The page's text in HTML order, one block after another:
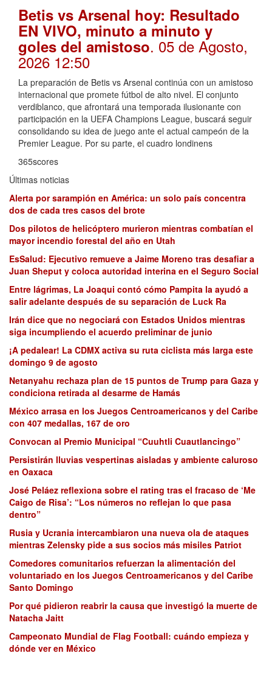
Betis vs Arsenal hoy: Resultado
EN VIVO, minuto a minuto y
goles del amistoso. 05 de Agosto,
2026 12:50
La preparación de Betis vs Arsenal continúa con un amistoso
internacional que promete fútbol de alto nivel. El conjunto
verdiblanco, que afrontará una temporada ilusionante con
participación en la UEFA Champions League, buscará seguir
consolidando su idea de juego ante el actual campeón de la
Premier League. Por su parte, el cuadro londinens
365scores
Últimas noticias
Alerta por sarampión en América: un solo país concentra
dos de cada tres casos del brote
Dos pilotos de helicóptero murieron mientras combatían el
mayor incendio forestal del año en Utah
EsSalud: Ejecutivo remueve a Jaime Moreno tras desafiar a
Juan Sheput y coloca autoridad interina en el Seguro Social
Entre lágrimas, La Joaqui contó cómo Pampita la ayudó a
salir adelante después de su separación de Luck Ra
Irán dice que no negociará con Estados Unidos mientras
siga incumpliendo el acuerdo preliminar de junio
¡A pedalear! La CDMX activa su ruta ciclista más larga este
domingo 9 de agosto
Netanyahu rechaza plan de 15 puntos de Trump para Gaza y
condiciona retirada al desarme de Hamás
México arrasa en los Juegos Centroamericanos y del Caribe
con 407 medallas, 167 de oro
Convocan al Premio Municipal “Cuuhtli Cuautlancingo”
Persistirán lluvias vespertinas aisladas y ambiente caluroso
en Oaxaca
José Peláez reflexiona sobre el rating tras el fracaso de ‘Me
Caigo de Risa’: “Los números no reflejan lo que pasa
dentro”
Rusia y Ucrania intercambiaron una nueva ola de ataques
mientras Zelensky pide a sus socios más misiles Patriot
Comedores comunitarios refuerzan la alimentación del
voluntariado en los Juegos Centroamericanos y del Caribe
Santo Domingo
Por qué pidieron reabrir la causa que investigó la muerte de
Natacha Jaitt
Campeonato Mundial de Flag Football: cuándo empieza y
dónde ver en México